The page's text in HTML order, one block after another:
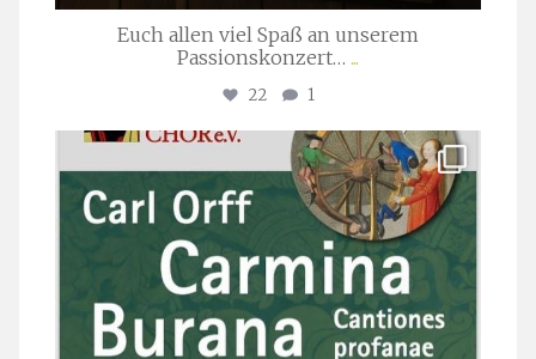
Euch allen viel Spaß an unserem
Passionskonzert… ...
22 1
stuttgarter_oratorienchor
Juli 22